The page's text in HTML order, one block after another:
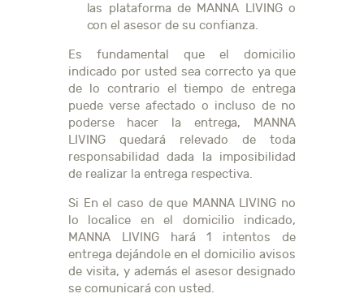
las plataforma de MANNA LIVING o
con el asesor de su confianza.
Es fundamental que el domicilio
indicado por usted sea correcto ya que
de lo contrario el tiempo de entrega
puede verse afectado o incluso de no
poderse hacer la entrega, MANNA
LIVING quedará relevado de toda
responsabilidad dada la imposibilidad
de realizar la entrega respectiva.
Si En el caso de que MANNA LIVING no
lo localice en el domicilio indicado,
MANNA LIVING hará 1 intentos de
entrega dejándole en el domicilio avisos
de visita, y además el asesor designado
se comunicará con usted.